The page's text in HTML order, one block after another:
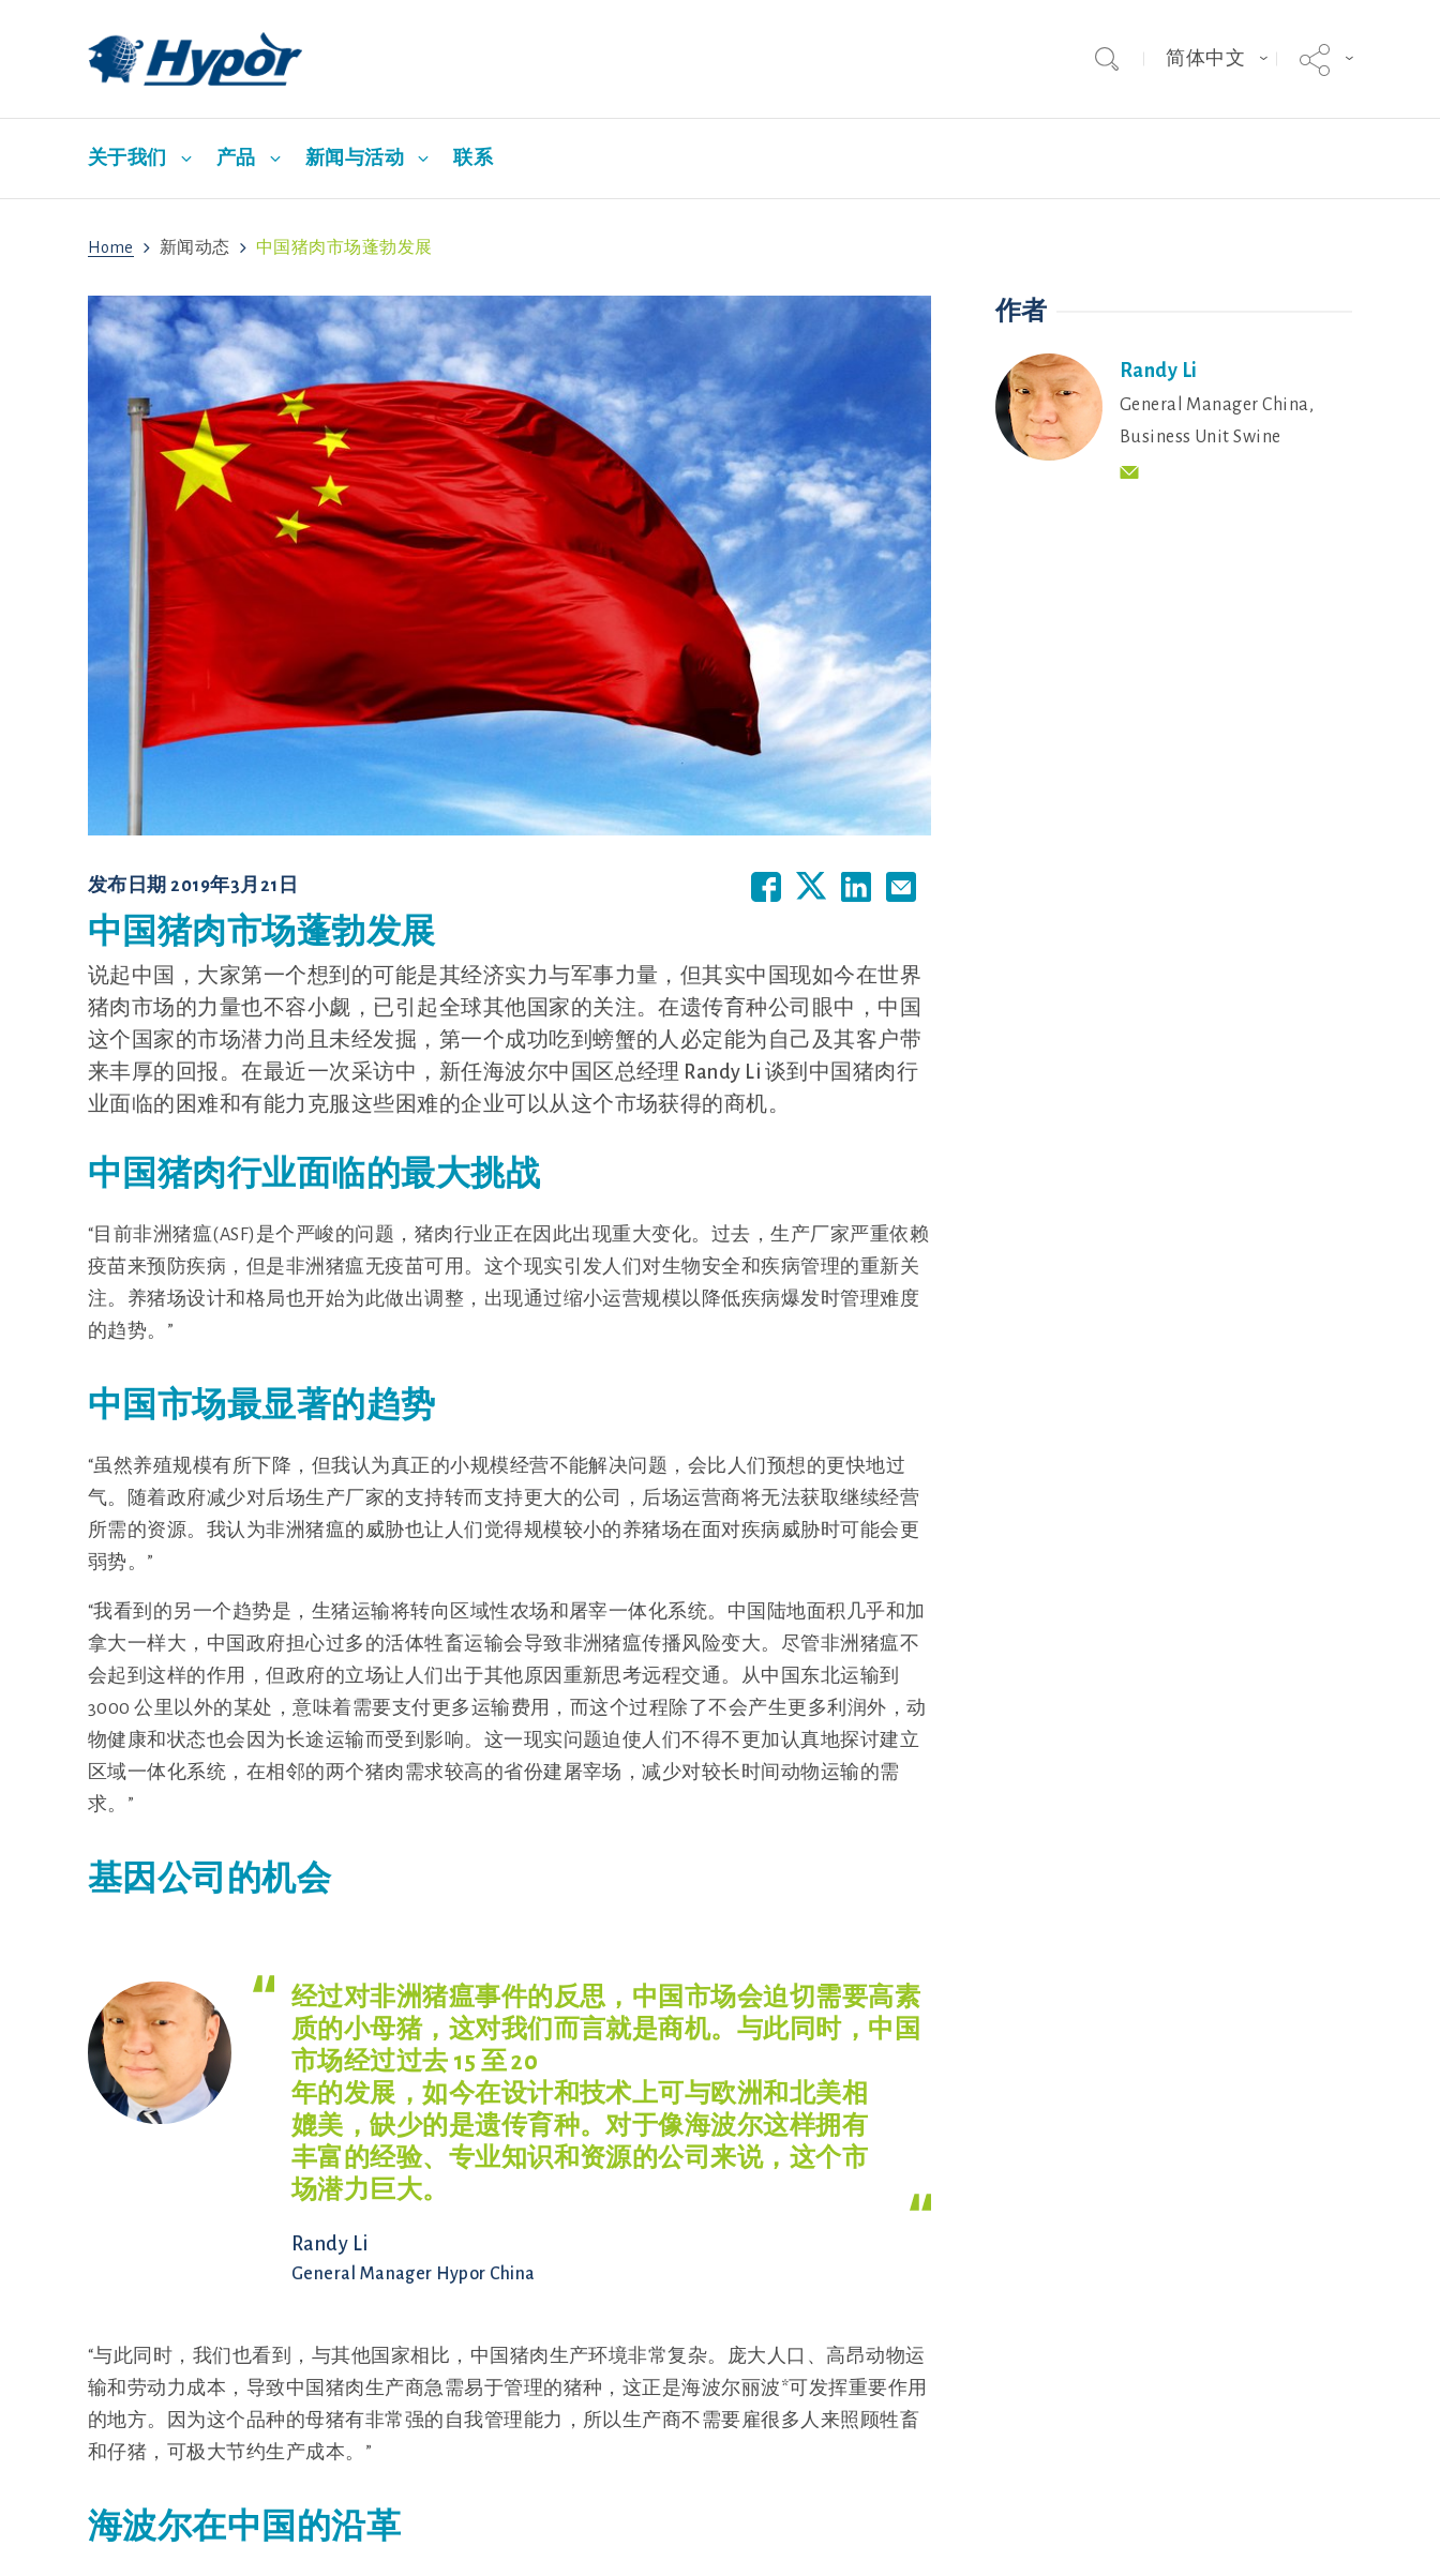
简体中文
关于我们 产品 新闻与活动 联系
Home 新闻动态 中国猪肉市场蓬勃发展
发布日期 2019年3月21日
中国猪肉市场蓬勃发展
说起中国，大家第一个想到的可能是其经济实力与军事力量，但其实中国现如今在世界
猪肉市场的力量也不容小觑，已引起全球其他国家的关注。在遗传育种公司眼中，中国
这个国家的市场潜力尚且未经发掘，第一个成功吃到螃蟹的人必定能为自己及其客户带
来丰厚的回报。在最近一次采访中，新任海波尔中国区总经理 Randy Li 谈到中国猪肉行
业面临的困难和有能力克服这些困难的企业可以从这个市场获得的商机。
中国猪肉行业面临的最大挑战
“目前非洲猪瘟(ASF)是个严峻的问题，猪肉行业正在因此出现重大变化。过去，生产厂家严重依赖
疫苗来预防疾病，但是非洲猪瘟无疫苗可用。这个现实引发人们对生物安全和疾病管理的重新关
注。养猪场设计和格局也开始为此做出调整，出现通过缩小运营规模以降低疾病爆发时管理难度
的趋势。”
中国市场最显著的趋势
“虽然养殖规模有所下降，但我认为真正的小规模经营不能解决问题，会比人们预想的更快地过
气。随着政府减少对后场生产厂家的支持转而支持更大的公司，后场运营商将无法获取继续经营
所需的资源。我认为非洲猪瘟的威胁也让人们觉得规模较小的养猪场在面对疾病威胁时可能会更
弱势。”
“我看到的另一个趋势是，生猪运输将转向区域性农场和屠宰一体化系统。中国陆地面积几乎和加
拿大一样大，中国政府担心过多的活体牲畜运输会导致非洲猪瘟传播风险变大。尽管非洲猪瘟不
会起到这样的作用，但政府的立场让人们出于其他原因重新思考远程交通。从中国东北运输到
3000 公里以外的某处，意味着需要支付更多运输费用，而这个过程除了不会产生更多利润外，动
物健康和状态也会因为长途运输而受到影响。这一现实问题迫使人们不得不更加认真地探讨建立
区域一体化系统，在相邻的两个猪肉需求较高的省份建屠宰场，减少对较长时间动物运输的需
求。”
基因公司的机会
经过对非洲猪瘟事件的反思，中国市场会迫切需要高素
质的小母猪，这对我们而言就是商机。与此同时，中国
市场经过过去 15 至 20
年的发展，如今在设计和技术上可与欧洲和北美相
媲美，缺少的是遗传育种。对于像海波尔这样拥有
丰富的经验、专业知识和资源的公司来说，这个市
场潜力巨大。
Randy Li
General Manager Hypor China
“与此同时，我们也看到，与其他国家相比，中国猪肉生产环境非常复杂。庞大人口、高昂动物运
输和劳动力成本，导致中国猪肉生产商急需易于管理的猪种，这正是海波尔丽波*可发挥重要作用
的地方。因为这个品种的母猪有非常强的自我管理能力，所以生产商不需要雇很多人来照顾牲畜
和仔猪，可极大节约生产成本。”
海波尔在中国的沿革
作者
Randy Li
General Manager China,
Business Unit Swine